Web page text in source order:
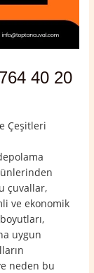
40 20
Çeşitleri
çuvallar,
ve ekonomik
uygun
neden bu